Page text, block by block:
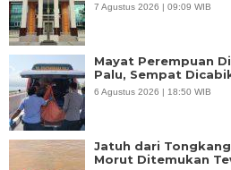
7 Agustus 2026 | 09:09 WIB
Mayat Perempuan
Palu, Sempat
6 Agustus 2026 | 18:50 WIB
Jatuh dari
Morut Ditemukan